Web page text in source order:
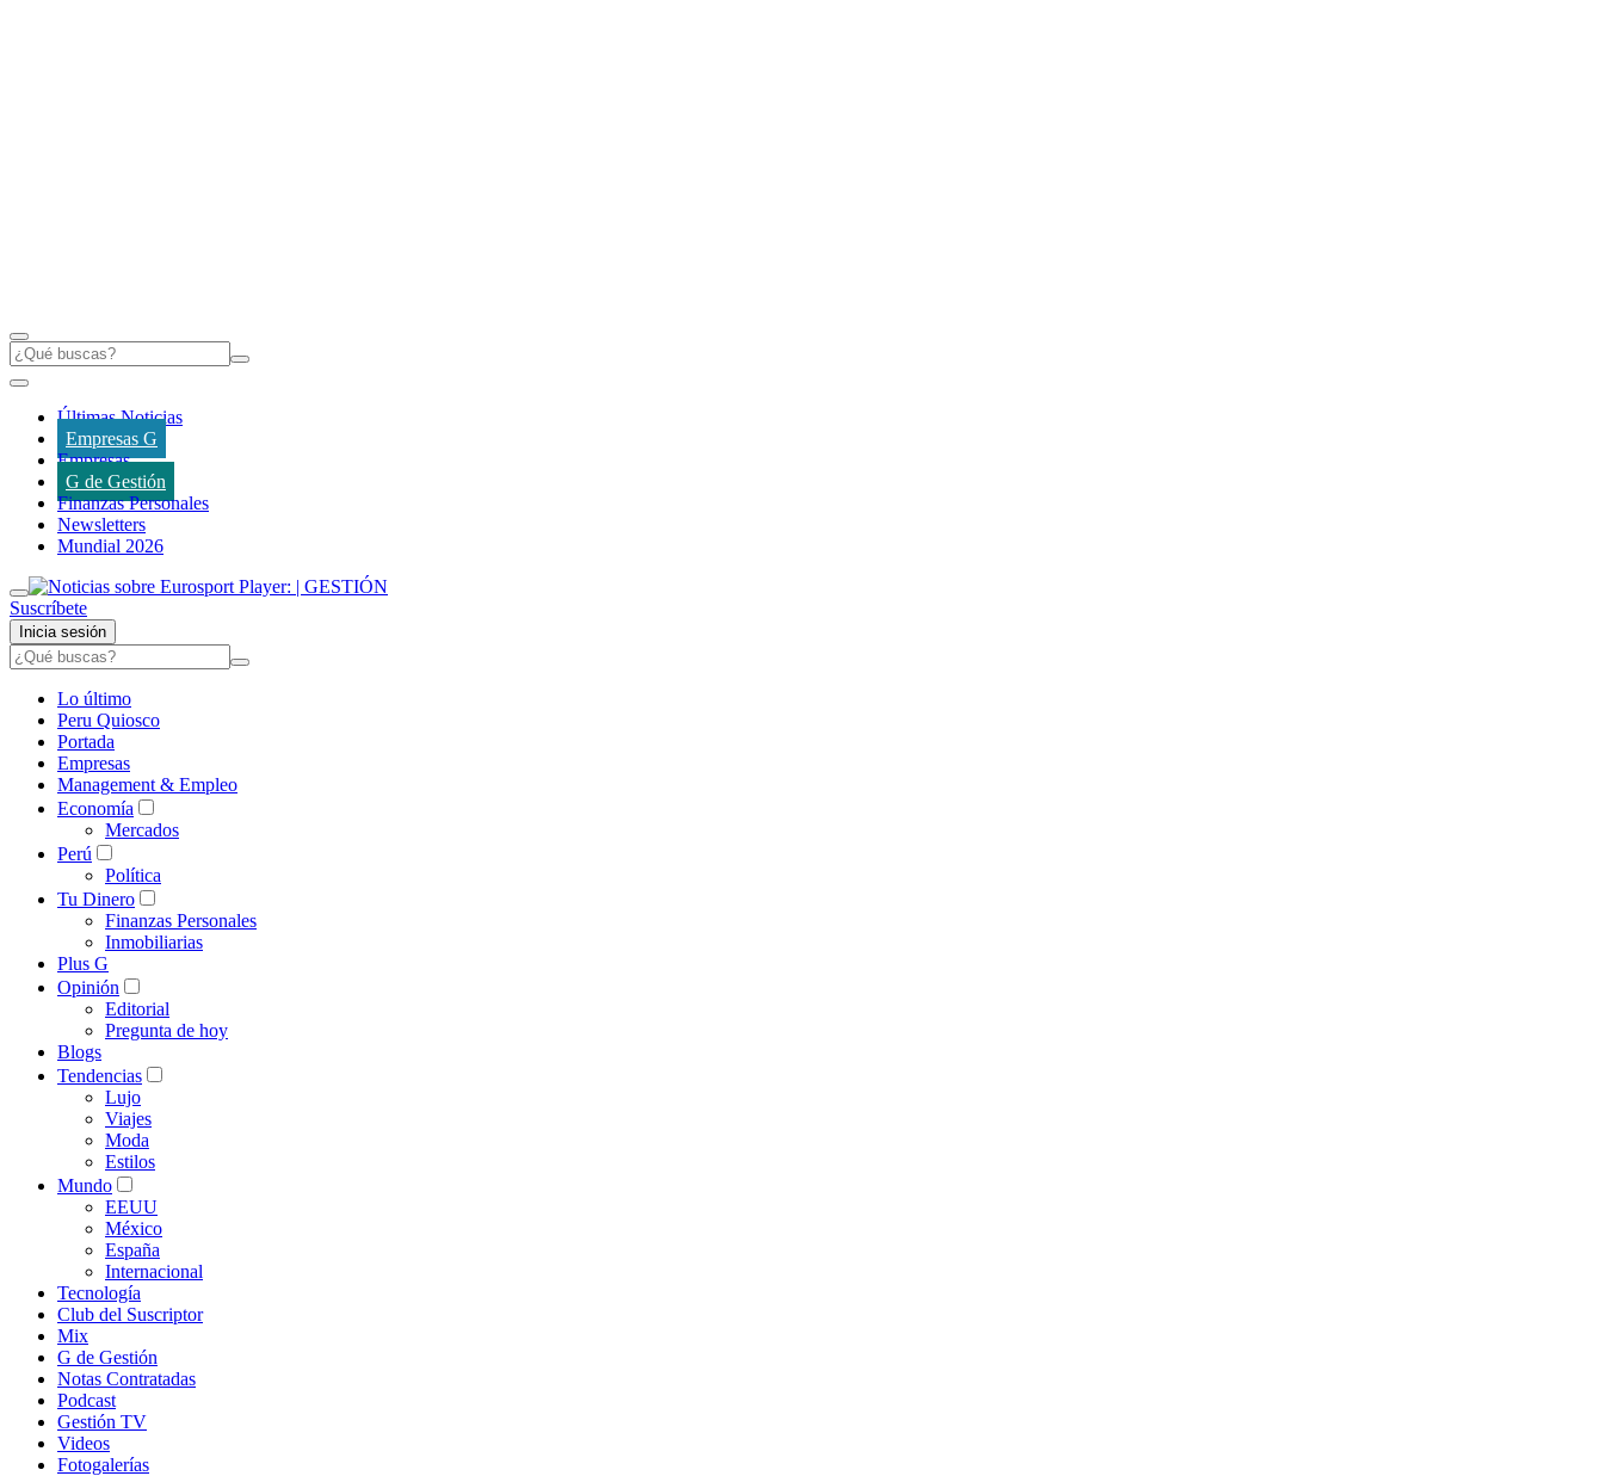
Últimas Noticias
Empresas G
Empresas
G de Gestión
Finanzas Personales
Newsletters
Mundial 2026
Suscríbete
Inicia sesión
Lo último
Peru Quiosco
Portada
Empresas
Management & Empleo
Economía
Mercados
Perú
Política
Tu Dinero
Finanzas Personales
Inmobiliarias
Plus G
Opinión
Editorial
Pregunta de hoy
Blogs
Tendencias
Lujo
Viajes
Moda
Estilos
Mundo
EEUU
México
España
Internacional
Tecnología
Club del Suscriptor
Mix
G de Gestión
Notas Contratadas
Podcast
Gestión TV
Videos
Fotogalerías